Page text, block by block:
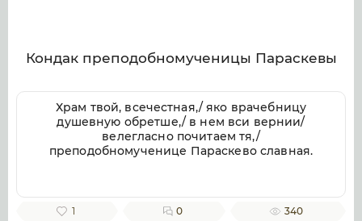
Кондак преподобномученицы Параскевы
Храм твой, всечестная,/ яко врачебницу
душевную обретше,/ в нем вси вернии/
велегласно почитаем тя,/
преподобномученице Параскево славная.
1 0 340